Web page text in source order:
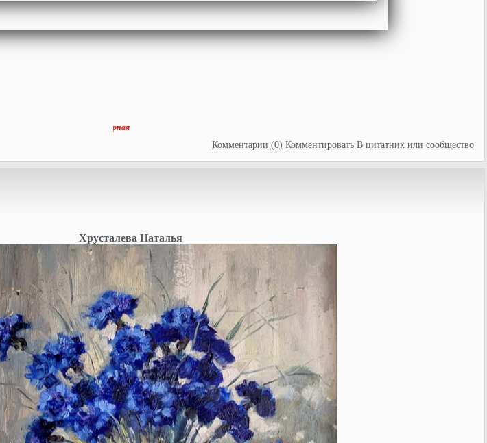
Людмила Горная
Комментарии (0) Комментировать В цитатник или сообщество
Хрусталева Наталья